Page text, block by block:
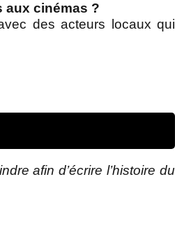
aux cinémas ?
des acteurs locaux qui
afin d’écrire l’histoire du